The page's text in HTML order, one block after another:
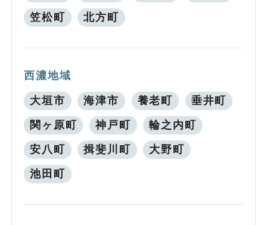
笠松町 北方町
西濃地域
大垣市 海津市 養老町 垂井町
関ヶ原町 神戸町 輪之内町
安八町 揖斐川町 大野町
池田町